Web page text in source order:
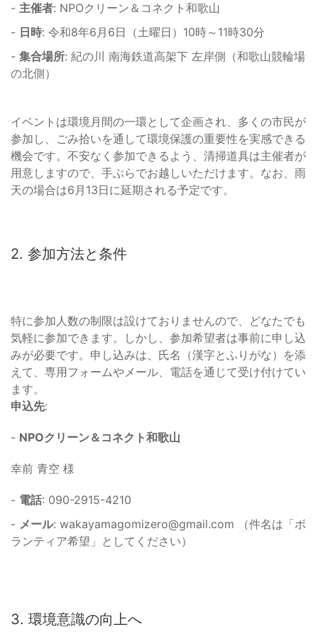
- 主催者: NPOクリーン＆コネクト和歌山
- 日時: 令和8年6月6日（土曜日）10時～11時30分
- 集合場所: 紀の川 南海鉄道高架下 左岸側（和歌山競輪場
の北側）
イベントは環境月間の一環として企画され、多くの市民が
参加し、ごみ拾いを通して環境保護の重要性を実感できる
機会です。不安なく参加できるよう、清掃道具は主催者が
用意しますので、手ぶらでお越しいただけます。なお、雨
天の場合は6月13日に延期される予定です。
2. 参加方法と条件
特に参加人数の制限は設けておりませんので、どなたでも
気軽に参加できます。しかし、参加希望者は事前に申し込
みが必要です。申し込みは、氏名（漢字とふりがな）を添
えて、専用フォームやメール、電話を通じて受け付けてい
ます。
申込先:
- NPOクリーン＆コネクト和歌山
幸前 青空 様
- 電話: 090-2915-4210
- メール: wakayamagomizero@gmail.com （件名は「ボ
ランティア希望」としてください）
3. 環境意識の向上へ